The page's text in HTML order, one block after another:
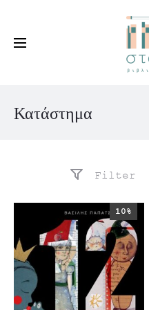
Κατάστημα
Filter
10%